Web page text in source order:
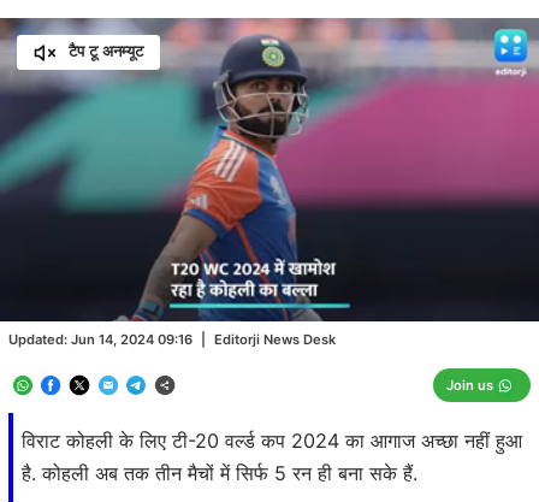
विराट कोहली के लिए टी-20 वर्ल्ड कप 2024 का आगाज अच्छा नहीं हुआ
है. कोहली अब तक तीन मैचों में सिर्फ 5 रन ही बना सके हैं.
Updated: Jun 14, 2024 09:16 Editorji News Desk
Join us
टैप टू अनम्यूट
Unmute
/
Loaded:
48.18%